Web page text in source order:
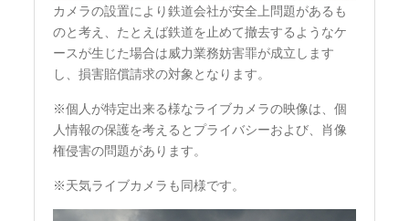
カメラの設置により鉄道会社が安全上問題があるも
のと考え、たとえば鉄道を止めて撤去するようなケ
ースが生じた場合は威力業務妨害罪が成立します
し、損害賠償請求の対象となります。
※個人が特定出来る様なライブカメラの映像は、個
人情報の保護を考えるとプライバシーおよび、肖像
権侵害の問題があります。
※天気ライブカメラも同様です。